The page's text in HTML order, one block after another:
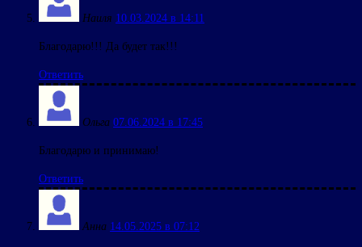
Наиля 10.03.2024 в 14:11
Благодарю!!! Да будет так!!!
Ответить
Ольга 07.06.2024 в 17:45
Благодарю и принимаю!
Ответить
Анна 14.05.2025 в 07:12